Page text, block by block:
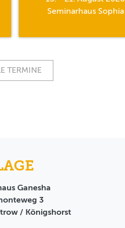
Seminarhaus Sophia
TERMINE
Ganesha
3
/ Königshorst